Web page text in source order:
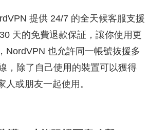
提供 24/7 的全天候客服支援
天的免費退款保証，讓你使用更
NordVPN 也允許同一帳號抜援多
，除了自己使用的裝置可以獲得
人或朋友一起使用。